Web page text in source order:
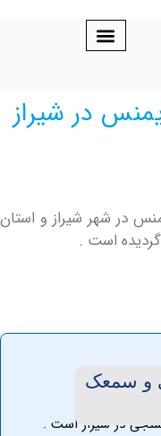
شیراز
شیراز و استان
است .
است .